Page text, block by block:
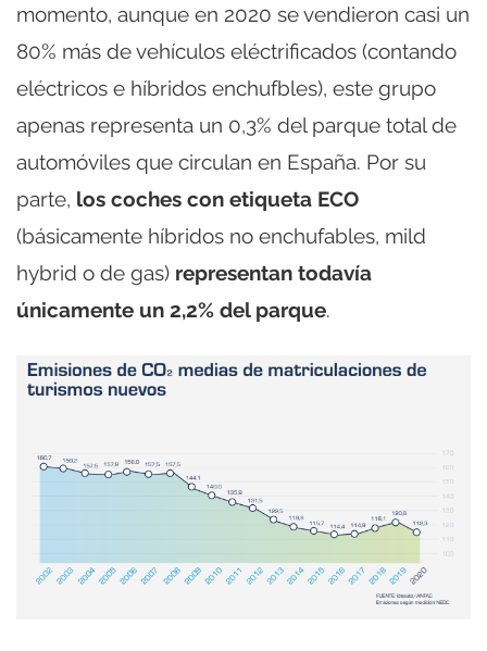
momento, aunque en 2020 se vendieron casi un
80% más de vehículos eléctrificados (contando
eléctricos e híbridos enchufbles), este grupo
apenas representa un 0,3% del parque total de
automóviles que circulan en España. Por su
parte, los coches con etiqueta ECO
(básicamente híbridos no enchufables, mild
hybrid o de gas) representan todavía
únicamente un 2,2% del parque.